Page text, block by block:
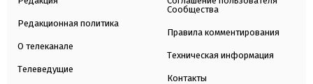
Редакционная политика
О телеканале
Телеведущие
Сообщества
Правила комментирования
Техническая информация
Контакты